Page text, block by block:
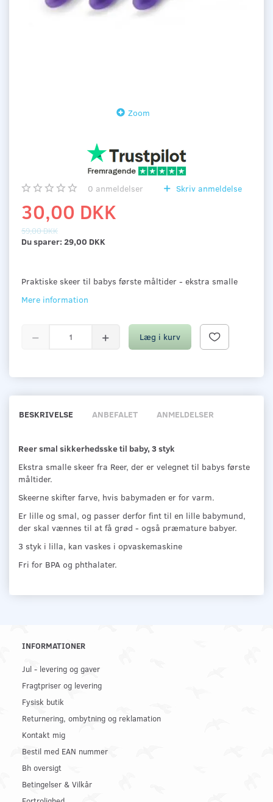
Zoom
0 anmeldelser Skriv anmeldelse
30,00 DKK
59,00 DKK
Du sparer: 29,00 DKK
Praktiske skeer til babys første måltider - ekstra smalle
Mere information
Læg i kurv
BESKRIVELSE ANBEFALET ANMELDELSER
Reer smal sikkerhedsske til baby, 3 styk
Ekstra smalle skeer fra Reer, der er velegnet til babys første
måltider.
Skeerne skifter farve, hvis babymaden er for varm.
Er lille og smal, og passer derfor fint til en lille babymund,
der skal vænnes til at få grød - også præmature babyer.
3 styk i lilla, kan vaskes i opvaskemaskine
Fri for BPA og phthalater.
INFORMATIONER
Jul - levering og gaver
Fragtpriser og levering
Fysisk butik
Returnering, ombytning og reklamation
Kontakt mig
Bestil med EAN nummer
Bh oversigt
Betingelser & Vilkår